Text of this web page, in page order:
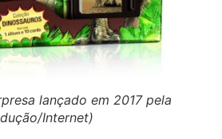
lançado em 2017 pela
Internet)